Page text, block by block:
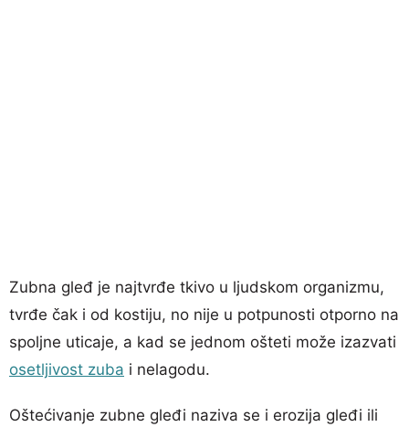
Zubna gleđ je najtvrđe tkivo u ljudskom organizmu,
tvrđe čak i od kostiju, no nije u potpunosti otporno na
spoljne uticaje, a kad se jednom ošteti može izazvati
osetljivost zuba i nelagodu.
Oštećivanje zubne gleđi naziva se i erozija gleđi ili